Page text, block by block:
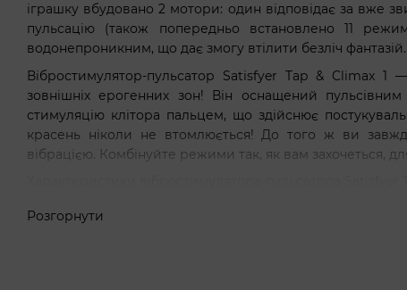
іграшку вбудовано 2 мотори: один відповідає за вже
пульсацію (також попередньо встановлено 11
водонепроникним, що дає змогу втілити безліч фантазій.
Вібростимулятор-пульсатор Satisfyer Tap & Climax
зовнішніх ерогенних зон! Він оснащений
стимуляцію клітора пальцем, що здійснює
красень ніколи не втомлюється! До того ж ви
вібрацією. Комбінуйте режими так, як вам захочеться,
Розгорнути